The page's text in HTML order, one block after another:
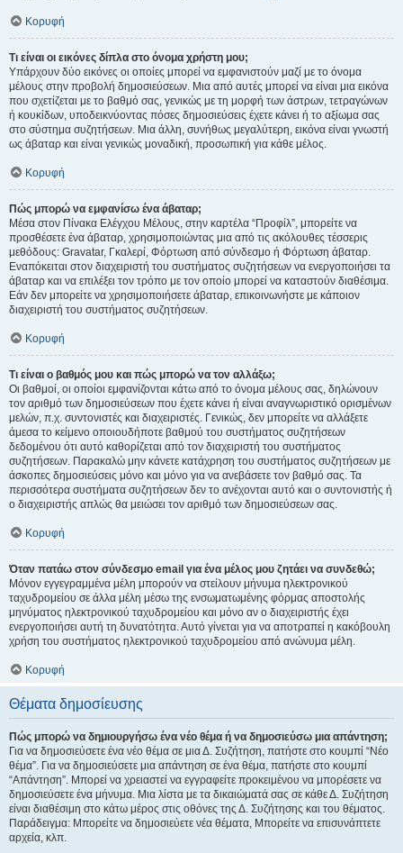
Κορυφή
Τι είναι οι εικόνες δίπλα στο όνομα χρήστη μου;
Υπάρχουν δύο εικόνες οι οποίες μπορεί να εμφανιστούν μαζί με το όνομα
μέλους στην προβολή δημοσιεύσεων. Μια από αυτές μπορεί να είναι μια εικόνα
που σχετίζεται με το βαθμό σας, γενικώς με τη μορφή των άστρων, τετραγώνων
ή κουκίδων, υποδεικνύοντας πόσες δημοσιεύσεις έχετε κάνει ή το αξίωμα σας
στο σύστημα συζητήσεων. Μια άλλη, συνήθως μεγαλύτερη, εικόνα είναι γνωστή
ως άβαταρ και είναι γενικώς μοναδική, προσωπική για κάθε μέλος.
Κορυφή
Πώς μπορώ να εμφανίσω ένα άβαταρ;
Μέσα στον Πίνακα Ελέγχου Μέλους, στην καρτέλα “Προφίλ”, μπορείτε να
προσθέσετε ένα άβαταρ, χρησιμοποιώντας μια από τις ακόλουθες τέσσερις
μεθόδους: Gravatar, Γκαλερί, Φόρτωση από σύνδεσμο ή Φόρτωση άβαταρ.
Εναπόκειται στον διαχειριστή του συστήματος συζητήσεων να ενεργοποιήσει τα
άβαταρ και να επιλέξει τον τρόπο με τον οποίο μπορεί να καταστούν διαθέσιμα.
Εάν δεν μπορείτε να χρησιμοποιήσετε άβαταρ, επικοινωνήστε με κάποιον
διαχειριστή του συστήματος συζητήσεων.
Κορυφή
Τι είναι ο βαθμός μου και πώς μπορώ να τον αλλάξω;
Οι βαθμοί, οι οποίοι εμφανίζονται κάτω από το όνομα μέλους σας, δηλώνουν
τον αριθμό των δημοσιεύσεων που έχετε κάνει ή είναι αναγνωριστικό ορισμένων
μελών, π.χ. συντονιστές και διαχειριστές. Γενικώς, δεν μπορείτε να αλλάξετε
άμεσα το κείμενο οποιουδήποτε βαθμού του συστήματος συζητήσεων
δεδομένου ότι αυτό καθορίζεται από τον διαχειριστή του συστήματος
συζητήσεων. Παρακαλώ μην κάνετε κατάχρηση του συστήματος συζητήσεων με
άσκοπες δημοσιεύσεις μόνο και μόνο για να ανεβάσετε τον βαθμό σας. Τα
περισσότερα συστήματα συζητήσεων δεν το ανέχονται αυτό και ο συντονιστής ή
ο διαχειριστής απλώς θα μειώσει τον αριθμό των δημοσιεύσεων σας.
Κορυφή
Όταν πατάω στον σύνδεσμο email για ένα μέλος μου ζητάει να συνδεθώ;
Μόνον εγγεγραμμένα μέλη μπορούν να στείλουν μήνυμα ηλεκτρονικού
ταχυδρομείου σε άλλα μέλη μέσω της ενσωματωμένης φόρμας αποστολής
μηνύματος ηλεκτρονικού ταχυδρομείου και μόνο αν ο διαχειριστής έχει
ενεργοποιήσει αυτή τη δυνατότητα. Αυτό γίνεται για να αποτραπεί η κακόβουλη
χρήση του συστήματος ηλεκτρονικού ταχυδρομείου από ανώνυμα μέλη.
Κορυφή
Θέματα δημοσίευσης
Πώς μπορώ να δημιουργήσω ένα νέο θέμα ή να δημοσιεύσω μια απάντηση;
Για να δημοσιεύσετε ένα νέο θέμα σε μια Δ. Συζήτηση, πατήστε στο κουμπί “Νέο
θέμα”. Για να δημοσιεύσετε μια απάντηση σε ένα θέμα, πατήστε στο κουμπί
“Απάντηση”. Μπορεί να χρειαστεί να εγγραφείτε προκειμένου να μπορέσετε να
δημοσιεύσετε ένα μήνυμα. Μια λίστα με τα δικαιώματά σας σε κάθε Δ. Συζήτηση
είναι διαθέσιμη στο κάτω μέρος στις οθόνες της Δ. Συζήτησης και του θέματος.
Παράδειγμα: Μπορείτε να δημοσιεύετε νέα θέματα, Μπορείτε να επισυνάπτετε
αρχεία, κλπ.